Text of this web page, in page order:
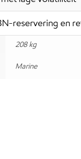
reservering en
208 kg
Marine